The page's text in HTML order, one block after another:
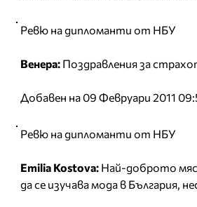
Ревю на дипломанти от НБУ
Венера: Поздравления за
Добавен на 09 Февруари 2011
Ревю на дипломанти от НБУ
Emilia Kostova: Най-доброто
да се изучава мода в България,